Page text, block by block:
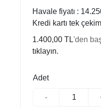
Havale fiyatı :
Kredi kartı tek
1.400,00 TL'den
tıklayın.
Adet
-